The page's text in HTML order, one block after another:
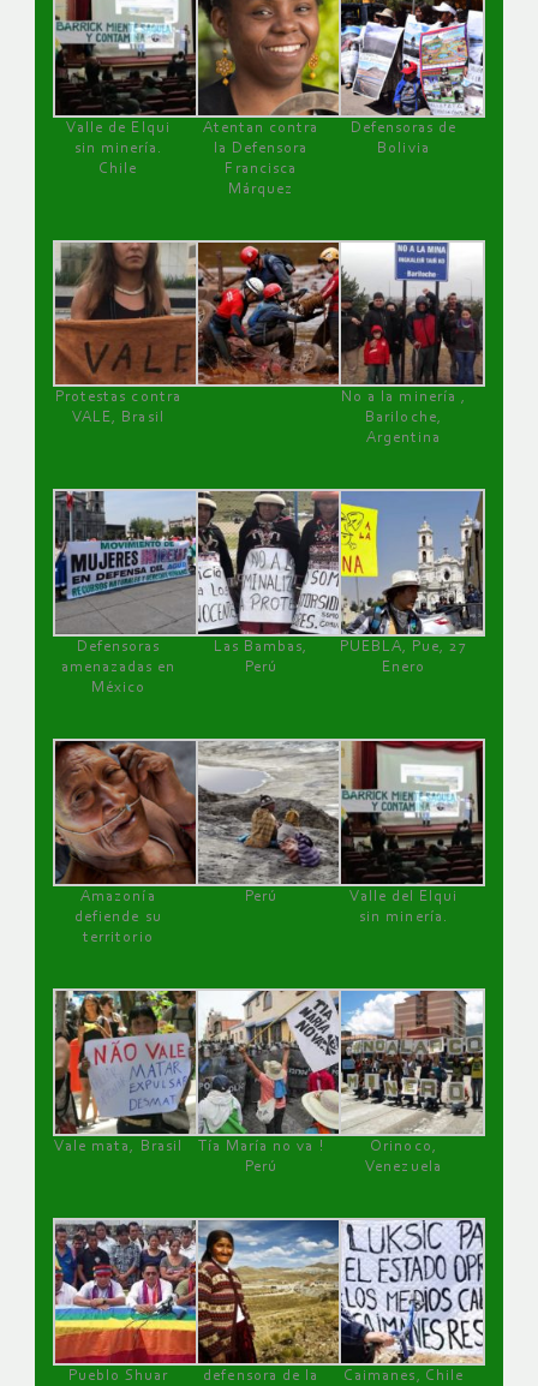
Valle de Elqui
sin minería.
Chile
Atentan contra
la Defensora
Francisca
Márquez
Defensoras de
Bolivia
Protestas contra
VALE, Brasil
No a la minería ,
Bariloche,
Argentina
Defensoras
amenazadas en
México
Las Bambas,
Perú
PUEBLA, Pue, 27
Enero
Amazonía
defiende su
territorio
Perú
Valle del Elqui
sin minería.
Vale mata, Brasil
Tía María no va !
Perú
Orinoco,
Venezuela
Pueblo Shuar defensora de la Caimanes, Chile